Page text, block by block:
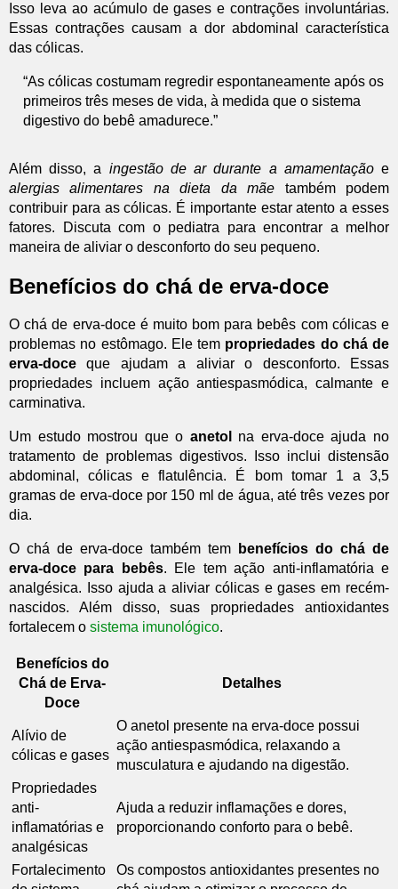
Isso leva ao acúmulo de gases e contrações involuntárias.
Essas contrações causam a dor abdominal característica
das cólicas.
“As cólicas costumam regredir espontaneamente após os
primeiros três meses de vida, à medida que o sistema
digestivo do bebê amadurece.”
Além disso, a ingestão de ar durante a amamentaçãoe
alergias alimentares na dieta da mãe também podem
contribuir para as cólicas. É importante estar atento a esses
fatores. Discuta com o pediatra para encontrar a melhor
maneira de aliviar o desconforto do seu pequeno.
Benefícios do chá de erva-doce
O chá de erva-doce é muito bom para bebês com cólicas e
problemas no estômago. Ele tem propriedades do chá de
erva-doce que ajudam a aliviar o desconforto. Essas
propriedades incluem ação antiespasmódica, calmante e
carminativa.
Um estudo mostrou que o anetol
na erva-doce ajuda no
tratamento de problemas digestivos. Isso inclui distensão
abdominal, cólicas e flatulência. É bom tomar 1 a 3,5
gramas de erva-doce por 150 ml de água, até três vezes por
dia.
O chá de erva-doce também tem
benefícios do chá de
erva-doce para bebês. Ele tem ação anti-inflamatória e
analgésica. Isso ajuda a aliviar cólicas e gases em recém-
nascidos. Além disso, suas propriedades antioxidantes
fortalecem o sistema imunológico.
Benefícios do
Chá de Erva-
Doce
Detalhes
Alívio de
cólicas e gases
O anetol presente na erva-doce possui
ação antiespasmódica, relaxando a
musculatura e ajudando na digestão.
Propriedades
anti-
inflamatórias e
analgésicas
Ajuda a reduzir inflamações e dores,
proporcionando conforto para o bebê.
Fortalecimento
Os compostos antioxidantes presentes no